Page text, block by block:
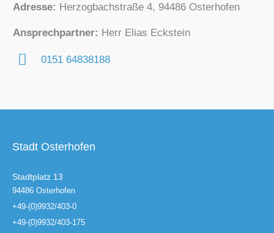
Adresse: Herzogbachstraße 4, 94486 Osterhofen
Ansprechpartner: Herr Elias Eckstein
0151 64838188
Stadt Osterhofen
Stadtplatz 13
94486 Osterhofen
+49-(0)9932/403-0
+49-(0)9932/403-175